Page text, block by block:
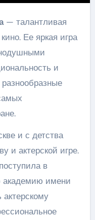
— талантливая
Ее яркая игра
и
и с детства
и актерской игре.
в
академию имени